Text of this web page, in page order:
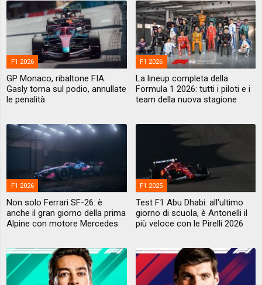
F1 2026
GP Monaco, ribaltone FIA:
Gasly torna sul podio, annullate
le penalità
F1 2026
La lineup completa della
Formula 1 2026: tutti i piloti e i
team della nuova stagione
F1 2026
Non solo Ferrari SF-26: è
anche il gran giorno della prima
Alpine con motore Mercedes
F1 2025
Test F1 Abu Dhabi: all'ultimo
giorno di scuola, è Antonelli il
più veloce con le Pirelli 2026